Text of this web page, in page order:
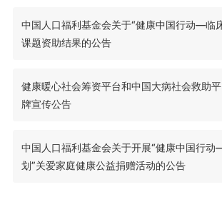
中国人口福利基金会关于“健康中国行动—临
课题资助结果的公告
健康暖心社会筹资平台和中国大病社会救助
牌宣传公告
中国人口福利基金会关于开展“健康中国行
划”关爱家庭健康公益捐赠活动的公告